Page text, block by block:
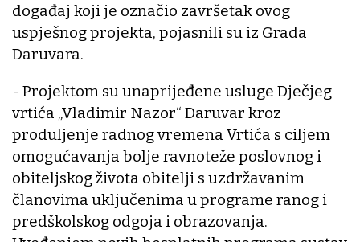
događaj koji je označio završetak ovog
uspješnog projekta, pojasnili su iz Grada
Daruvara.
- Projektom su unaprijeđene usluge Dječjeg
vrtića „Vladimir Nazor“ Daruvar kroz
produljenje radnog vremena Vrtića s ciljem
omogućavanja bolje ravnoteže poslovnog i
obiteljskog života obitelji s uzdržavanim
članovima uključenima u programe ranog i
predškolskog odgoja i obrazovanja.